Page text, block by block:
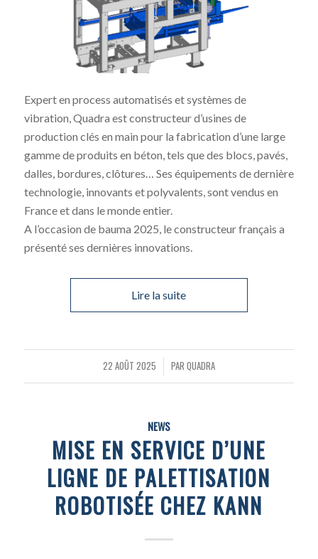
Expert en process automatisés et systèmes de
vibration, Quadra est constructeur d’usines de
production clés en main pour la fabrication d’une large
gamme de produits en béton, tels que des blocs, pavés,
dalles, bordures, clôtures… Ses équipements de dernière
technologie, innovants et polyvalents, sont vendus en
France et dans le monde entier.
A l’occasion de bauma 2025, le constructeur français a
présenté ses dernières innovations.
Lire la suite
22 AOÛT 2025
/ PAR QUADRA
NEWS
MISE EN SERVICE D’UNE
LIGNE DE PALETTISATION
ROBOTISÉE CHEZ KANN